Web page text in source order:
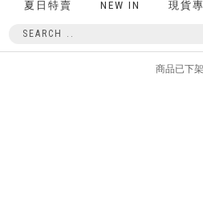
夏日特賣 NEW IN 現貨
商品已下架